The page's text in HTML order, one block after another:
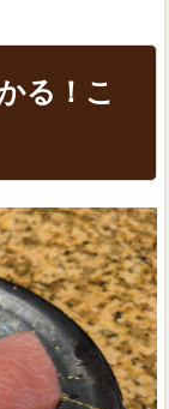
る！こ